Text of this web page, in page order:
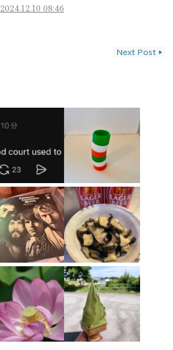
2024.12.10 08:46
Next Post ▶